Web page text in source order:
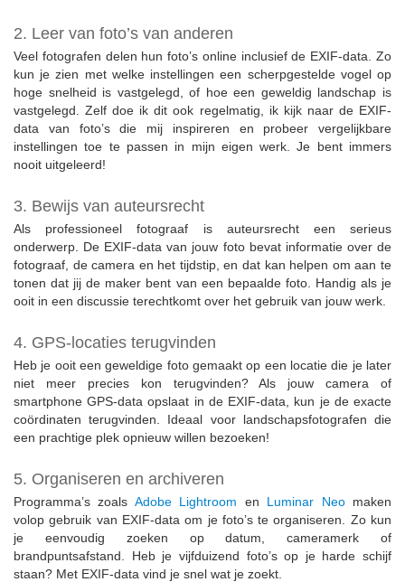
2. Leer van foto’s van anderen
Veel fotografen delen hun foto’s online inclusief de EXIF-data. Zo
kun je zien met welke instellingen een scherpgestelde vogel op
hoge snelheid is vastgelegd, of hoe een geweldig landschap is
vastgelegd. Zelf doe ik dit ook regelmatig, ik kijk naar de EXIF-
data van foto’s die mij inspireren en probeer vergelijkbare
instellingen toe te passen in mijn eigen werk. Je bent immers
nooit uitgeleerd!
3. Bewijs van auteursrecht
Als professioneel fotograaf is auteursrecht een serieus
onderwerp. De EXIF-data van jouw foto bevat informatie over de
fotograaf, de camera en het tijdstip, en dat kan helpen om aan te
tonen dat jij de maker bent van een bepaalde foto. Handig als je
ooit in een discussie terechtkomt over het gebruik van jouw werk.
4. GPS-locaties terugvinden
Heb je ooit een geweldige foto gemaakt op een locatie die je later
niet meer precies kon terugvinden? Als jouw camera of
smartphone GPS-data opslaat in de EXIF-data, kun je de exacte
coördinaten terugvinden. Ideaal voor landschapsfotografen die
een prachtige plek opnieuw willen bezoeken!
5. Organiseren en archiveren
Programma’s zoals Adobe Lightroom en Luminar Neomaken
volop gebruik van EXIF-data om je foto’s te organiseren. Zo kun
je eenvoudig zoeken op datum, cameramerk of
brandpuntsafstand. Heb je vijfduizend foto’s op je harde schijf
staan? Met EXIF-data vind je snel wat je zoekt.